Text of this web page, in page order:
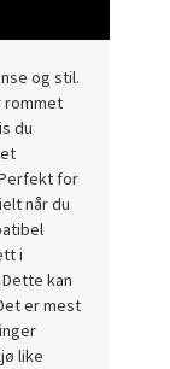
og stil.
rommet
du
for
når du
i
kan
er mest
like